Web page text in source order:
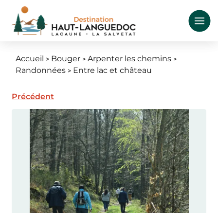
contenu
Fil
Accueil Bouger
Arpenter les chemins
Randonnées
Entre lac et château
Précédent